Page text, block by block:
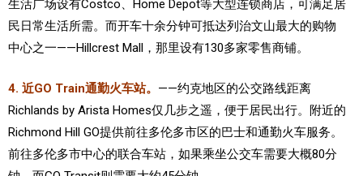
生活广场设有Costco、Home Depot等大型连锁商店，可满足居
民日常生活所需。而开车十余分钟可抵达列治文山最大的购物
中心之一——Hillcrest Mall，那里设有130多家零售商铺。
4. 近GO Train通勤火车站。 ——约克地区的公交路线距离
Richlands by Arista Homes仅几步之遥，便于居民出行。附近的
Richmond Hill GO提供前往多伦多市区的巴士和通勤火车服务。
前往多伦多市中心的联合车站，如果乘坐公交车需要大概80分